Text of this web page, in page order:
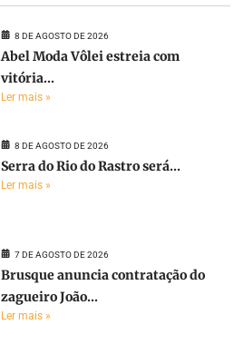
8 DE AGOSTO DE 2026
Abel Moda Vôlei estreia com
vitória...
Ler mais »
8 DE AGOSTO DE 2026
Serra do Rio do Rastro será...
Ler mais »
7 DE AGOSTO DE 2026
Brusque anuncia contratação do
zagueiro João...
Ler mais »